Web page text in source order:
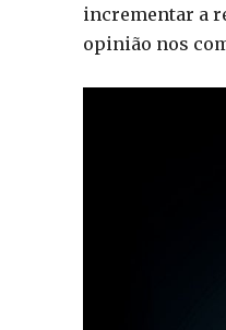
incrementar a
opinião nos